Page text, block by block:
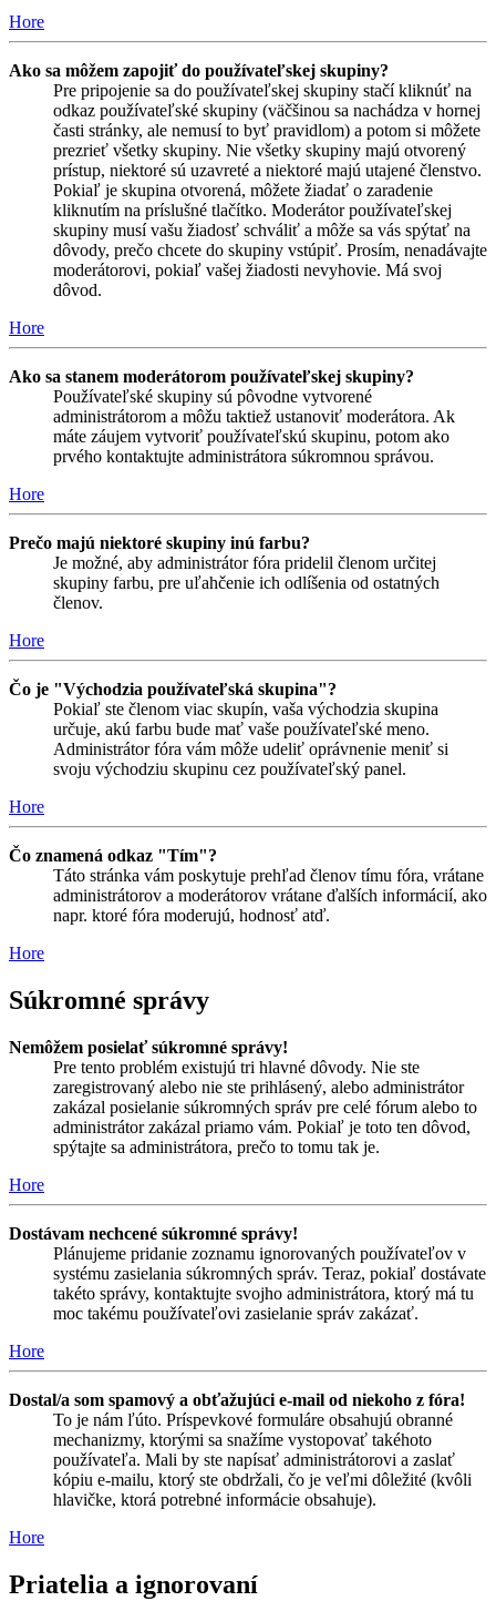
Hore
Ako sa môžem zapojiť do používateľskej skupiny?
Pre pripojenie sa do používateľskej skupiny stačí kliknúť na
odkaz používateľské skupiny (väčšinou sa nachádza v hornej
časti stránky, ale nemusí to byť pravidlom) a potom si môžete
prezrieť všetky skupiny. Nie všetky skupiny majú otvorený
prístup, niektoré sú uzavreté a niektoré majú utajené členstvo.
Pokiaľ je skupina otvorená, môžete žiadať o zaradenie
kliknutím na príslušné tlačítko. Moderátor používateľskej
skupiny musí vašu žiadosť schváliť a môže sa vás spýtať na
dôvody, prečo chcete do skupiny vstúpiť. Prosím, nenadávajte
moderátorovi, pokiaľ vašej žiadosti nevyhovie. Má svoj
dôvod.
Hore
Ako sa stanem moderátorom používateľskej skupiny?
Používateľské skupiny sú pôvodne vytvorené
administrátorom a môžu taktiež ustanoviť moderátora. Ak
máte záujem vytvoriť používateľskú skupinu, potom ako
prvého kontaktujte administrátora súkromnou správou.
Hore
Prečo majú niektoré skupiny inú farbu?
Je možné, aby administrátor fóra pridelil členom určitej
skupiny farbu, pre uľahčenie ich odlíšenia od ostatných
členov.
Hore
Čo je "Východzia používateľská skupina"?
Pokiaľ ste členom viac skupín, vaša východzia skupina
určuje, akú farbu bude mať vaše používateľské meno.
Administrátor fóra vám môže udeliť oprávnenie meniť si
svoju východziu skupinu cez používateľský panel.
Hore
Čo znamená odkaz "Tím"?
Táto stránka vám poskytuje prehľad členov tímu fóra, vrátane
administrátorov a moderátorov vrátane ďalších informácií, ako
napr. ktoré fóra moderujú, hodnosť atď.
Hore
Súkromné správy
Nemôžem posielať súkromné správy!
Pre tento problém existujú tri hlavné dôvody. Nie ste
zaregistrovaný alebo nie ste prihlásený, alebo administrátor
zakázal posielanie súkromných správ pre celé fórum alebo to
administrátor zakázal priamo vám. Pokiaľ je toto ten dôvod,
spýtajte sa administrátora, prečo to tomu tak je.
Hore
Dostávam nechcené súkromné správy!
Plánujeme pridanie zoznamu ignorovaných používateľov v
systému zasielania súkromných správ. Teraz, pokiaľ dostávate
takéto správy, kontaktujte svojho administrátora, ktorý má tu
moc takému používateľovi zasielanie správ zakázať.
Hore
Dostal/a som spamový a obťažujúci e-mail od niekoho z fóra!
To je nám ľúto. Príspevkové formuláre obsahujú obranné
mechanizmy, ktorými sa snažíme vystopovať takéhoto
používateľa. Mali by ste napísať administrátorovi a zaslať
kópiu e-mailu, ktorý ste obdržali, čo je veľmi dôležité (kvôli
hlavičke, ktorá potrebné informácie obsahuje).
Hore
Priatelia a ignorovaní